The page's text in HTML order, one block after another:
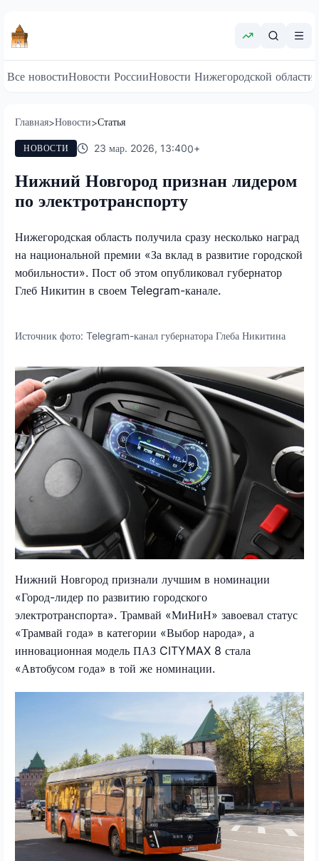
Все новостиНовости РоссииНовости Нижегородской области
Главная>Новости>Статья
НОВОСТИ 23 мар. 2026, 13:400+
Нижний Новгород признан лидером
по электротранспорту
Нижегородская область получила сразу несколько наград
на национальной премии «За вклад в развитие городской
мобильности». Пост об этом опубликовал губернатор
Глеб Никитин в своем Telegram-канале.
Источник фото: Telegram-канал губернатора Глеба Никитина
Нижний Новгород признали лучшим в номинации
«Город-лидер по развитию городского
электротранспорта». Трамвай «МиНиН» завоевал статус
«Трамвай года» в категории «Выбор народа», а
инновационная модель ПАЗ CITYMAX 8 стала
«Автобусом года» в той же номинации.